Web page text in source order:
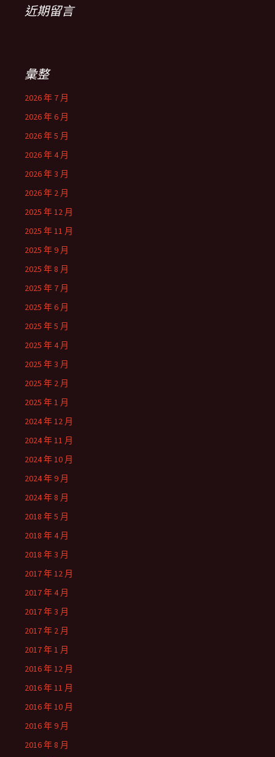
近期留言
彙整
2026 年 7 月
2026 年 6 月
2026 年 5 月
2026 年 4 月
2026 年 3 月
2026 年 2 月
2025 年 12 月
2025 年 11 月
2025 年 9 月
2025 年 8 月
2025 年 7 月
2025 年 6 月
2025 年 5 月
2025 年 4 月
2025 年 3 月
2025 年 2 月
2025 年 1 月
2024 年 12 月
2024 年 11 月
2024 年 10 月
2024 年 9 月
2024 年 8 月
2018 年 5 月
2018 年 4 月
2018 年 3 月
2017 年 12 月
2017 年 4 月
2017 年 3 月
2017 年 2 月
2017 年 1 月
2016 年 12 月
2016 年 11 月
2016 年 10 月
2016 年 9 月
2016 年 8 月